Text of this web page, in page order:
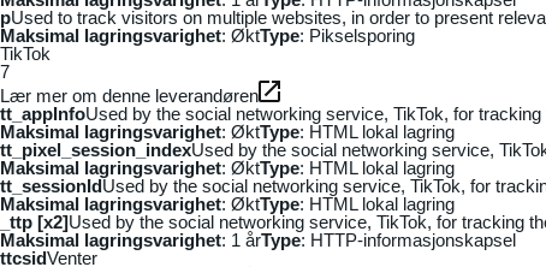
pUsed to track visitors on multiple websites, in order to present
Maksimal lagringsvarighet: ØktType: Pikselsporing
TikTok
7
Lær mer om denne leverandøren
tt_appInfoUsed by the social networking service, TikTok, for
Maksimal lagringsvarighet: ØktType: HTML lokal lagring
tt_pixel_session_indexUsed by the social networking service,
Maksimal lagringsvarighet: ØktType: HTML lokal lagring
tt_sessionIdUsed by the social networking service, TikTok, for
Maksimal lagringsvarighet: ØktType: HTML lokal lagring
_ttp [x2]Used by the social networking service, TikTok, for tracking
Maksimal lagringsvarighet: 1 årType: HTTP-informasjonskapsel
ttcsidVenter